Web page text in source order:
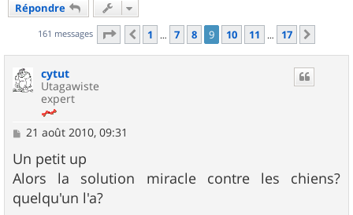
Répondre
161 messages Page 9sur 17
Précédent
1 … 7 8 9 10 11 … 17
cytut
Utagawiste
expert
M
s
s
a
g
e
21 août 2010, 09:31
Un petit up
Alors la solution miracle contre les chiens?
quelqu'un l'a?